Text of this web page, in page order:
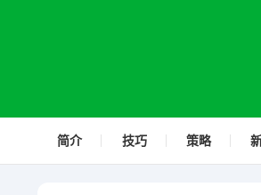
简介 技巧 策略